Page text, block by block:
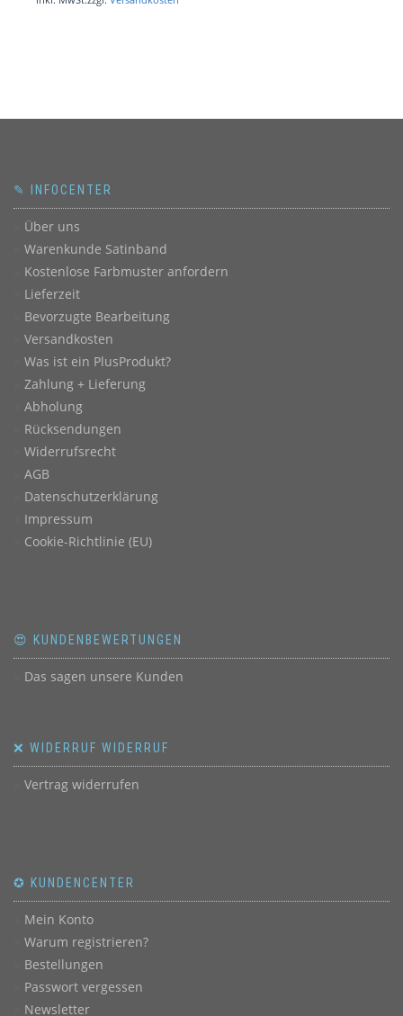
✎ INFOCENTER
Über uns
Warenkunde Satinband
Kostenlose Farbmuster anfordern
Lieferzeit
Bevorzugte Bearbeitung
Versandkosten
Was ist ein PlusProdukt?
Zahlung + Lieferung
Abholung
Rücksendungen
Widerrufsrecht
AGB
Datenschutzerklärung
Impressum
Cookie-Richtlinie (EU)
😍 KUNDENBEWERTUNGEN
Das sagen unsere Kunden
❌ WIDERRUF WIDERRUF
Vertrag widerrufen
✪ KUNDENCENTER
Mein Konto
Warum registrieren?
Bestellungen
Passwort vergessen
Newsletter